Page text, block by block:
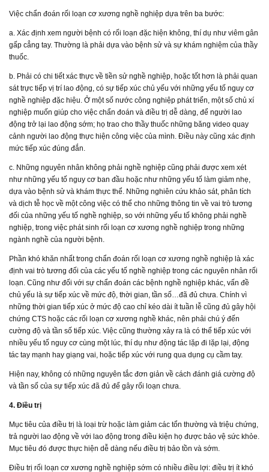
Việc chẩn đoán rối loạn cơ xương nghề nghiệp dựa trên ba bước:
a. Xác định xem người bệnh có rối loạn đặc hiện không, thí dụ như viêm gân
gấp cẳng tay. Thường là phải dựa vào bệnh sử và sự khám nghiệm của thầy
thuốc.
b. Phải có chi tiết xác thực về tiền sử nghề nghiệp, hoặc tốt hơn là phải quan
sát trực tiếp vị trí lao động, có sự tiếp xúc chủ yếu với những yếu tố nguy cơ
nghề nghiệp đặc hiệu. Ở một số nước công nghiệp phát triển, một số chủ xí
nghiệp muốn giúp cho việc chẩn đoán và điều trị dễ dàng, để người lao
động trở lại lao động sớm; họ trao cho thầy thuốc những băng video quay
cảnh người lao động thực hiện công việc của mình. Điều này cũng xác định
mức tiếp xúc đúng đắn.
c. Những nguyên nhân không phải nghề nghiệp cũng phải được xem xét
như những yếu tố nguy cơ ban đầu hoặc như những yếu tố làm giảm nhẹ,
dựa vào bệnh sử và khám thực thể. Những nghiên cứu khảo sát, phân tích
và dịch tễ học về một công việc có thể cho những thông tin về vai trò tương
đối của những yếu tố nghề nghiệp, so với những yếu tố không phải nghề
nghiệp, trong việc phát sinh rối loạn cơ xương nghề nghiệp trong những
ngành nghề của người bệnh.
Phần khó khăn nhất trong chẩn đoán rối loạn cơ xương nghề nghiệp là xác
định vai trò tương đối của các yếu tố nghề nghiệp trong các nguyên nhân rối
loạn. Cũng như đối với sự chẩn đoán các bệnh nghề nghiệp khác, vấn đề
chủ yếu là sự tiếp xúc về mức độ, thời gian, tần số…đã đủ chưa. Chính vì
những thời gian tiếp xúc ở mức độ cao chỉ kéo dài ít tuần lễ cũng đủ gây hội
chứng CTS hoặc các rối loạn cơ xương nghề khác, nên phải chú ý đến
cường độ và tần số tiếp xúc. Việc cũng thường xảy ra là có thể tiếp xúc với
nhiều yếu tố nguy cơ cùng một lúc, thí dụ như động tác lặp đi lặp lại, động
tác tay mạnh hay giạng vai, hoặc tiếp xúc với rung qua dụng cụ cầm tay.
Hiện nay, không có những nguyên tắc đơn giản về cách đánh giá cường độ
và tần số của sự tiếp xúc đã đủ để gây rối loạn chưa.
4. Điều trị
Mục tiêu của điều trị là loại trừ hoặc làm giảm các tổn thường và triệu chứng,
trả người lao động về với lao động trong điều kiện họ được bảo vệ sức khỏe.
Mục tiêu đó được thực hiện dễ dàng nếu điều trị bảo tồn và sớm.
Điều trị rối loạn cơ xương nghề nghiệp sớm có nhiều điều lợi: điều trị ít khó